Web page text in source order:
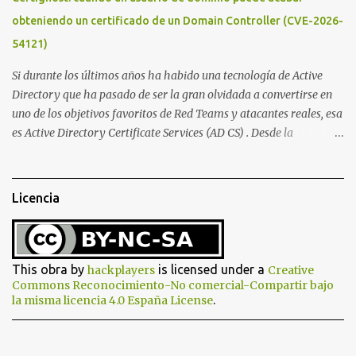
2010, the original Chameleon was created, resembling a bit more
what we have today. In 2013, the first Chameleon Mini was
released. The RevD. Fr...
obteniendo un certificado de un Domain Controller (CVE-2026-
54121)
Si durante los últimos años ha habido una tecnología de Active
Directory que ha pasado de ser la gran olvidada a convertirse en
uno de los objetivos favoritos de Red Teams y atacantes reales, esa
es Active Directory Certificate Services (AD CS) . Desde la
Kerberoasting o un abuso de delegaciones. Ahora llega una nueva
elevación de privilegios que afecta a Microsoft Active Directory
Certificate Services y que, según Microsoft, permite que un usuario
autenticado eleve privilegios a través de la red debido a un
problema de autorización. La vulnerabilidad ha recibido una
puntuación CVSS 8.8 y ya dispone de un Proof of Concept público.
Lo interesante de Certighost no es únicamente la vulnerabilidad,
Licencia
This obra by hackplayers is licensed under a Creative
Commons Reconocimiento-No comercial-Compartir bajo
la misma licencia 4.0 España License.